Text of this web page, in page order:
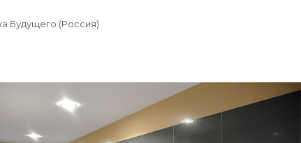
Будущего (Россия)